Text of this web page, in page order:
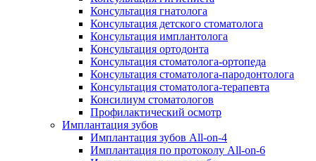
Консультация гнатолога
Консультация детского стоматолога
Консультация имплантолога
Консультация ортодонта
Консультация стоматолога-ортопеда
Консультация стоматолога-пародонтолога
Консультация стоматолога-терапевта
Консилиум стоматологов
Профилактический осмотр
Имплантация зубов
Имплантация зубов All-on-4
Имплантация по протоколу All-on-6